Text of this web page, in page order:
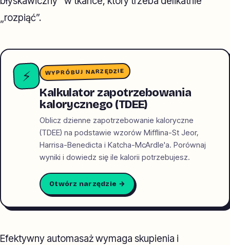
„rozpiąć”.
⚡ WYPRÓBUJ NARZĘDZIE
Kalkulator zapotrzebowania
kalorycznego (TDEE)
Oblicz dzienne zapotrzebowanie kaloryczne
(TDEE) na podstawie wzorów Mifflina-St Jeor,
Harrisa-Benedicta i Katcha-McArdle'a. Porównaj
wyniki i dowiedz się ile kalorii potrzebujesz.
Otwórz narzędzie →
Efektywny automasaż wymaga skupienia i